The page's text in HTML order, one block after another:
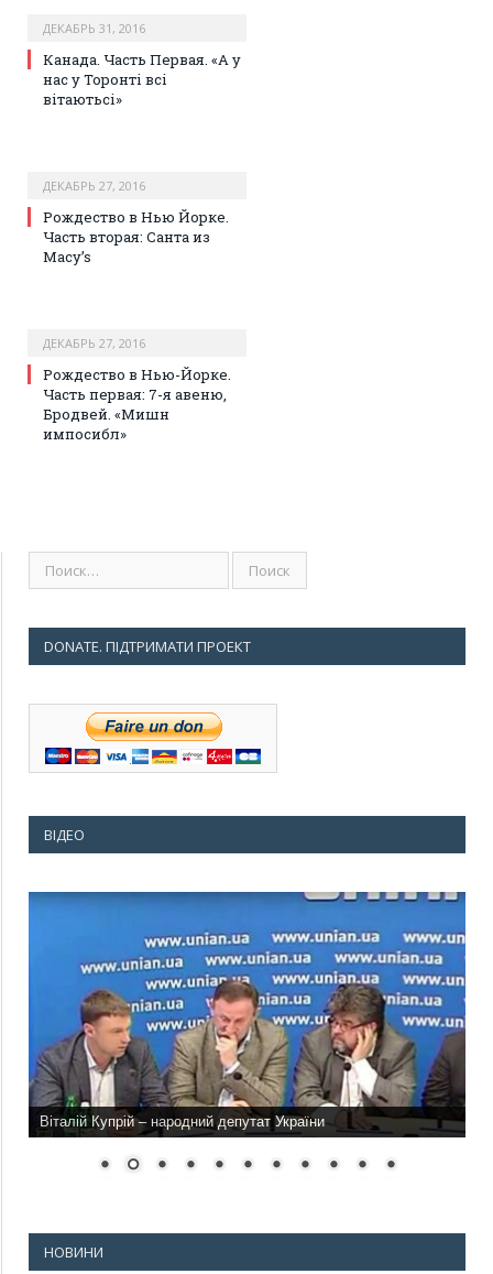
ДЕКАБРЬ 31, 2016
Канада. Часть Первая. «А у
нас у Торонті всі
вітаютьсі»
ДЕКАБРЬ 27, 2016
Рождество в Нью Йорке.
Часть вторая: Санта из
Macy’s
ДЕКАБРЬ 27, 2016
Рождество в Нью-Йорке.
Часть первая: 7-я авеню,
Бродвей. «Мишн
импосибл»
DONATE. ПІДТРИМАТИ ПРОЕКТ
ВІДЕО
Віталій Купрій – народний депутат України
НОВИНИ